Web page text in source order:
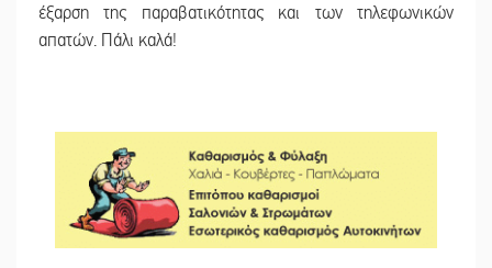
έξαρση της παραβατικότητας και των τηλεφωνικών
απατών. Πάλι καλά!